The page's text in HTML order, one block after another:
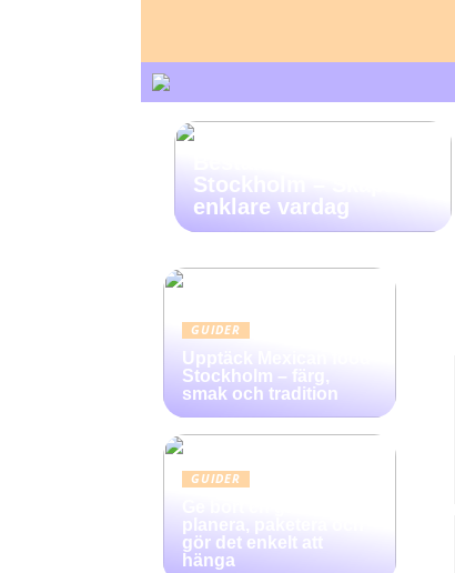
Stockholm – Skapa en
enklare vardag
GUIDER
Upptäck Mexican food
Stockholm – färg,
smak och tradition
GUIDER
planera, paketera och
gör det enkelt att
hänga